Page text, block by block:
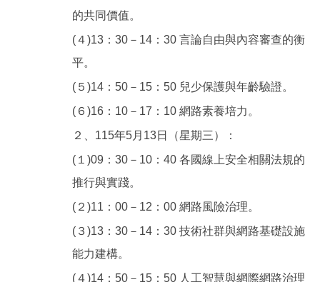
的共同價值。
(４)13：30－14：30 言論自由與內容審查的衡
平。
(５)14：50－15：50 兒少保護與年齡驗證。
(６)16：10－17：10 網路素養培力。
２、115年5月13日（星期三）：
(１)09：30－10：40 各國線上安全相關法規的
推行與實踐。
(２)11：00－12：00 網路風險治理。
(３)13：30－14：30 技術社群與網路基礎設施
能力建構。
(４)14：50－15：50 人工智慧與網際網路治理